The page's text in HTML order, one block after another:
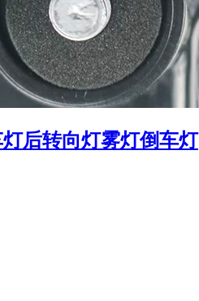
后转向灯雾灯倒车灯